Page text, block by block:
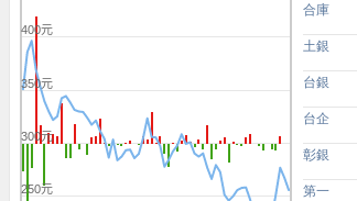
250元
300元
350元
400元
合庫
土銀
台銀
台企
彰銀
第一